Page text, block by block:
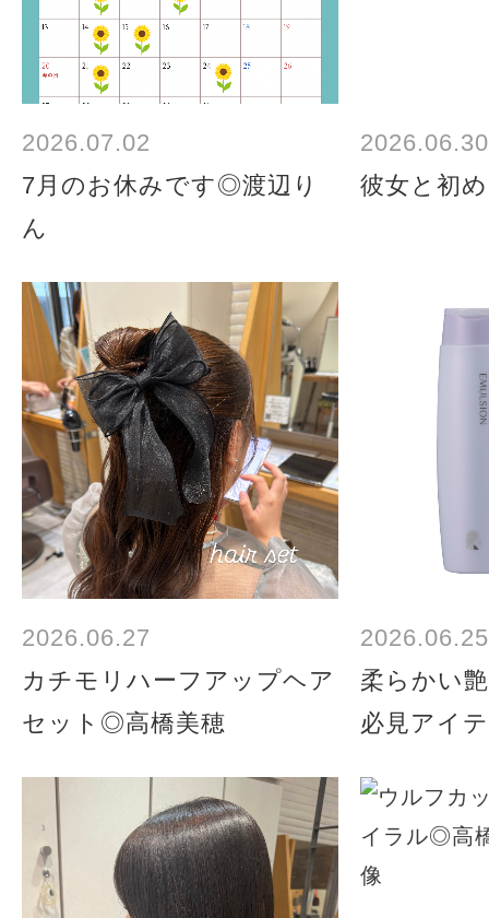
2026.07.02
7月のお休みです◎渡辺り
ん
2026.06.30
彼女と初
2026.06.27
カチモリハーフアップヘア
セット◎高橋美穂
2026.06.25
柔らかい
必見アイ